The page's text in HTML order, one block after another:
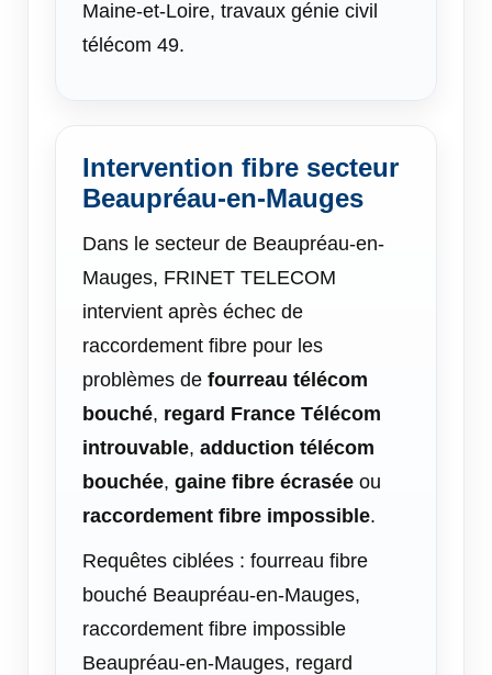
Maine-et-Loire, travaux génie civil
télécom 49.
Intervention fibre secteur
Beaupréau-en-Mauges
Dans le secteur de Beaupréau-en-
Mauges, FRINET TELECOM
intervient après échec de
raccordement fibre pour les
problèmes de fourreau télécom
bouché, regard France Télécom
introuvable, adduction télécom
bouchée, gaine fibre écrasée ou
raccordement fibre impossible.
Requêtes ciblées : fourreau fibre
bouché Beaupréau-en-Mauges,
raccordement fibre impossible
Beaupréau-en-Mauges, regard